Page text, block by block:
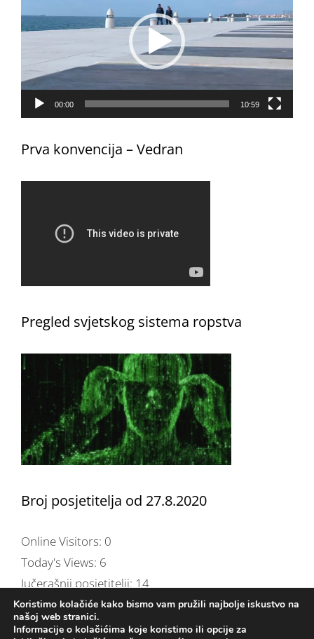
00:00 10:59
Prva konvencija – Vedran
Pregled svjetskog sistema ropstva
Broj posjetitelja od 27.8.2020
Online Visitors: 0
Today's Views: 6
Jučerašnji posjetitelji: 14
Total Views:254.622
Ukupno pregledano stranica:836
Koristimo kolačiće kako bismo vam pružili najbolje iskustvo na
našoj web stranici.
Informacije o kolačićima koje koristimo ili opcije za